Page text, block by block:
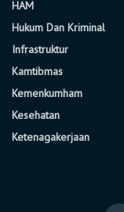
HAM
Hukum Dan Kriminal
Infrastruktur
Kamtibmas
Kemenkumham
Kesehatan
Ketenagakerjaan